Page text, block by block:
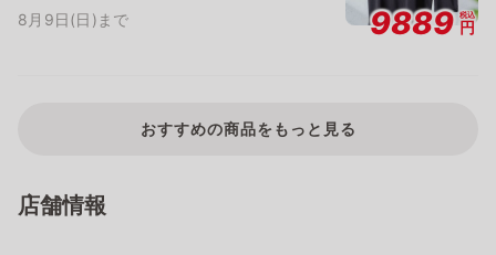
8月9日(日)まで
9889 税込
円
おすすめの商品をもっと見る
店舗情報